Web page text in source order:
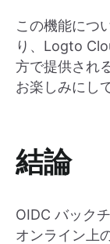
この機能につ
り、Logto
方で提供され
お楽しみにし
結論
OIDC バック
オンライン上